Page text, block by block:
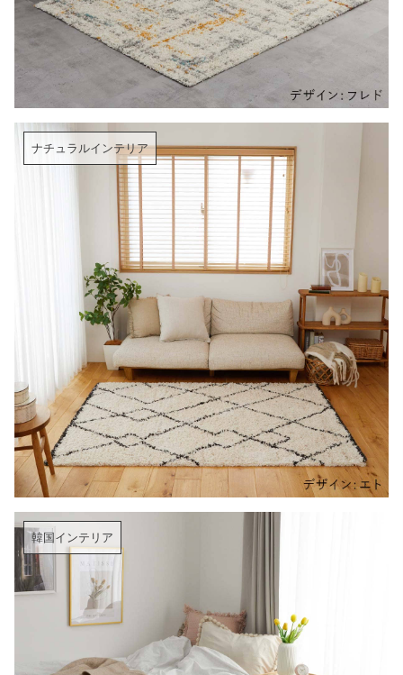
ナチュラルインテリア
韓国インテリア